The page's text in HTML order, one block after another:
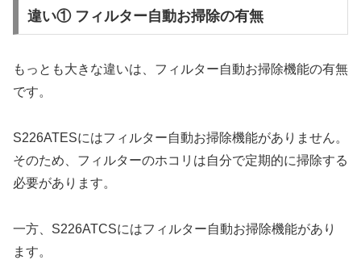
違い① フィルター自動お掃除の有無
もっとも大きな違いは、フィルター自動お掃除機能の有無
です。
S226ATESにはフィルター自動お掃除機能がありません。
そのため、フィルターのホコリは自分で定期的に掃除する
必要があります。
一方、S226ATCSにはフィルター自動お掃除機能があり
ます。